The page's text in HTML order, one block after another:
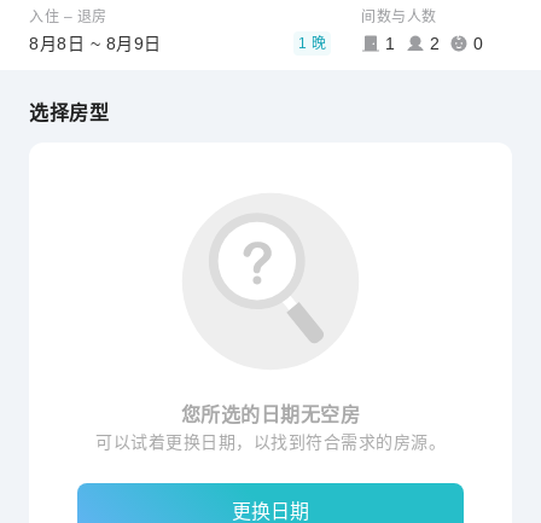
入住 – 退房
8月8日 ~ 8月9日 1 晚
间数与人数
1 2 0
选择房型
您所选的日期无空房
可以试着更换日期，以找到符合需求的房源。
更换日期